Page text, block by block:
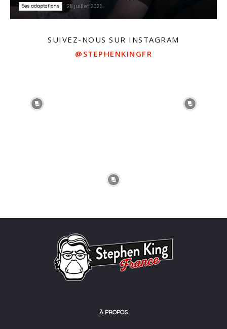
Ses adaptations 28 juillet 2026
SUIVEZ-NOUS SUR INSTAGRAM
@STEPHENKINGFR
À PROPOS